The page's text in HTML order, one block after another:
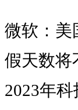
微软：美
假天数将
2023年